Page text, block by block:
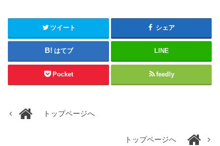
ツイート シェア
はてブ LINE
Pocket feedly
トップページへ
トップページへ